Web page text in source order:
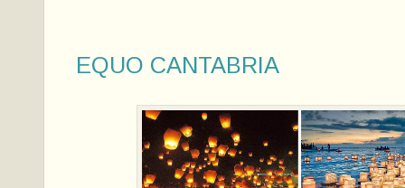
EQUO CANTABRIA